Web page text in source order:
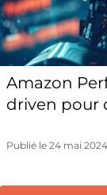
Amazon
driven pour
Publié le 24 mai 2024